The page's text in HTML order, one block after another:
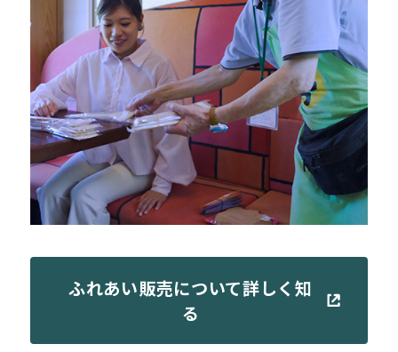
ふれあい販売について詳しく知
る